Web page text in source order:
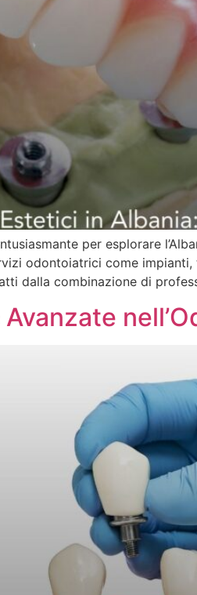
per esplorare
odontoiatrici come
dalla combinazione di